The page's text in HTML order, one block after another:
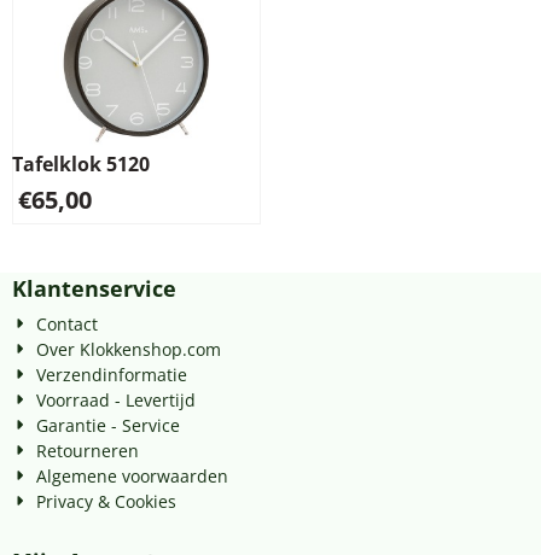
Tafelklok 5120
€65,00
Klantenservice
Contact
Over Klokkenshop.com
Verzendinformatie
Voorraad - Levertijd
Garantie - Service
Retourneren
Algemene voorwaarden
Privacy & Cookies